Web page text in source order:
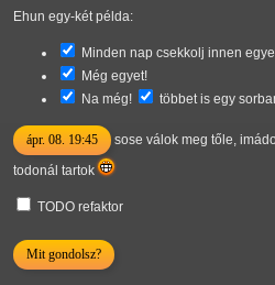
Ehun egy-két példa:
Minden nap csekkolj innen
Még egyet!
Na még!
többet is egy
ápr. 08. 19:45
sose válok meg tőle,
todonál tartok
TODO refaktor
Mit gondolsz?